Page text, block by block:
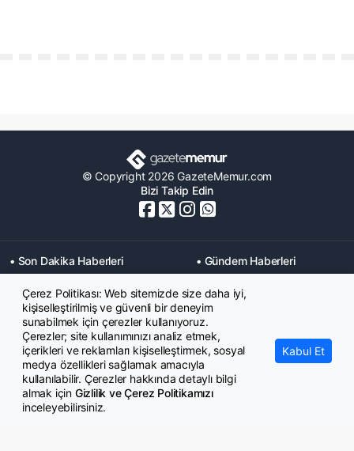
© Copyright 2026 GazeteMemur.com
Bizi Takip Edin
• Son Dakika Haberleri
• Gündem Haberleri
• Memurlar Haberleri
• KPSS Haberleri
• Ekonomi Haberleri
• Eğitim Haberleri
• Yaşam Haberleri
• Maaş Verileri Haberleri
• Mahkeme Kararları
Haberleri
Çerez Politikası: Web sitemizde size daha iyi,
kişiselleştirilmiş ve güvenli bir deneyim
sunabilmek için çerezler kullanıyoruz.
Çerezler; site kullanımınızı analiz etmek,
içerikleri ve reklamları kişiselleştirmek, sosyal
medya özellikleri sağlamak amacıyla
kullanılabilir. Çerezler hakkında detaylı bilgi
almak için Gizlilik ve Çerez Politikamızı
inceleyebilirsiniz.
Kabul Et